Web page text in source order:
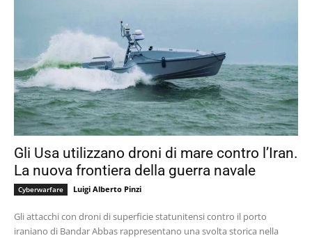
Gli Usa utilizzano droni di mare contro l’Iran.
La nuova frontiera della guerra navale
Cyberwarfare Luigi Alberto Pinzi
Gli attacchi con droni di superficie statunitensi contro il porto
iraniano di Bandar Abbas rappresentano una svolta storica nella